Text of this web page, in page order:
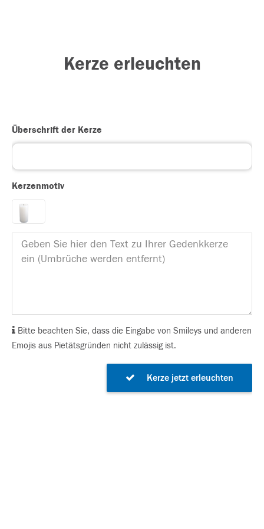
Kerze erleuchten
Überschrift der Kerze
Kerzenmotiv
Bitte beachten Sie, dass die Eingabe von Smileys und anderen
Emojis aus Pietätsgründen nicht zulässig ist.
Kerze jetzt erleuchten